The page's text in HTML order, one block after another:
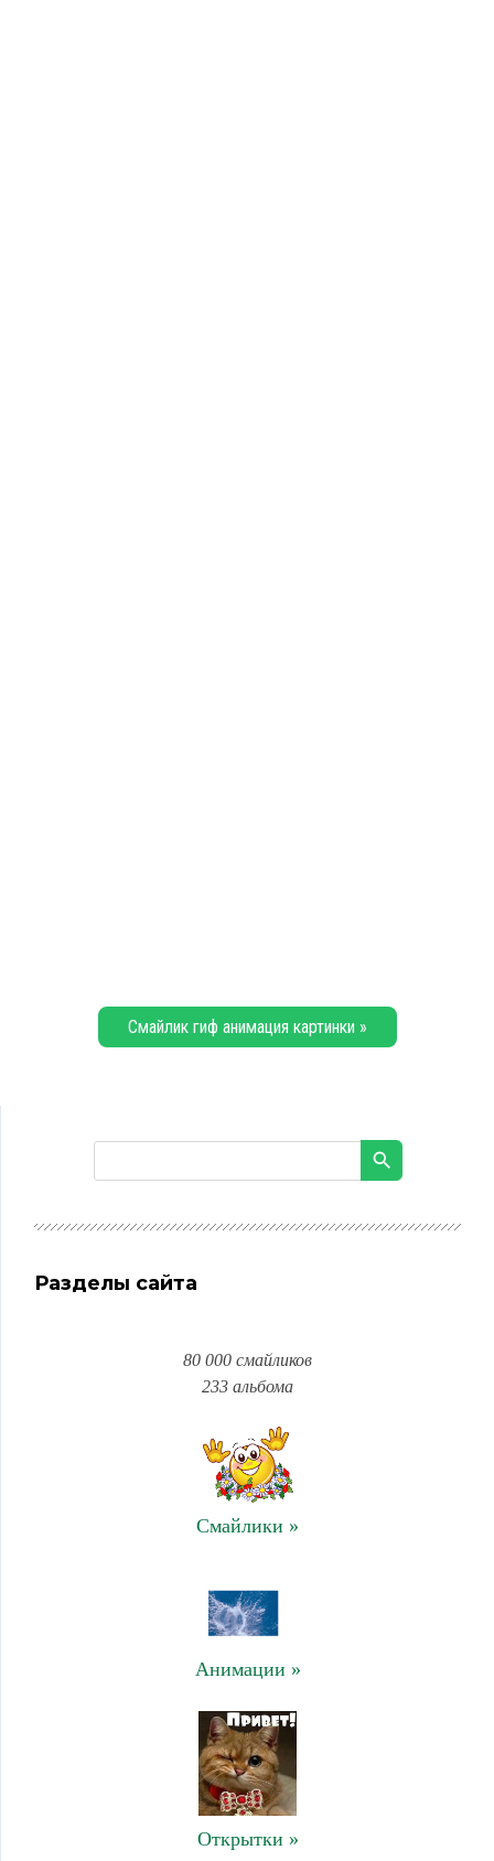
Смайлик гиф анимация картинки »
Разделы сайта
80 000 смайликов
233 альбома
Смайлики »
Анимации »
Открытки »